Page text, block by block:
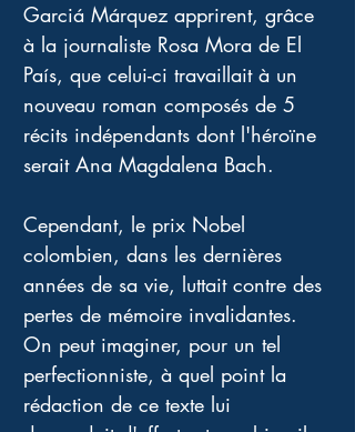
Garciá Márquez apprirent, grâce
à la journaliste Rosa Mora de El
País, que celui-ci travaillait à un
nouveau roman composés de 5
récits indépendants dont l'héroïne
serait Ana Magdalena Bach.
Cependant, le prix Nobel
colombien, dans les dernières
années de sa vie, luttait contre des
pertes de mémoire invalidantes.
On peut imaginer, pour un tel
perfectionniste, à quel point la
rédaction de ce texte lui